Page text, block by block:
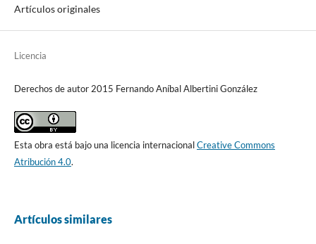
Artículos originales
Licencia
Derechos de autor 2015 Fernando Aníbal Albertini González
Esta obra está bajo una licencia internacionalCreative Commons
Atribución 4.0.
Artículos similares